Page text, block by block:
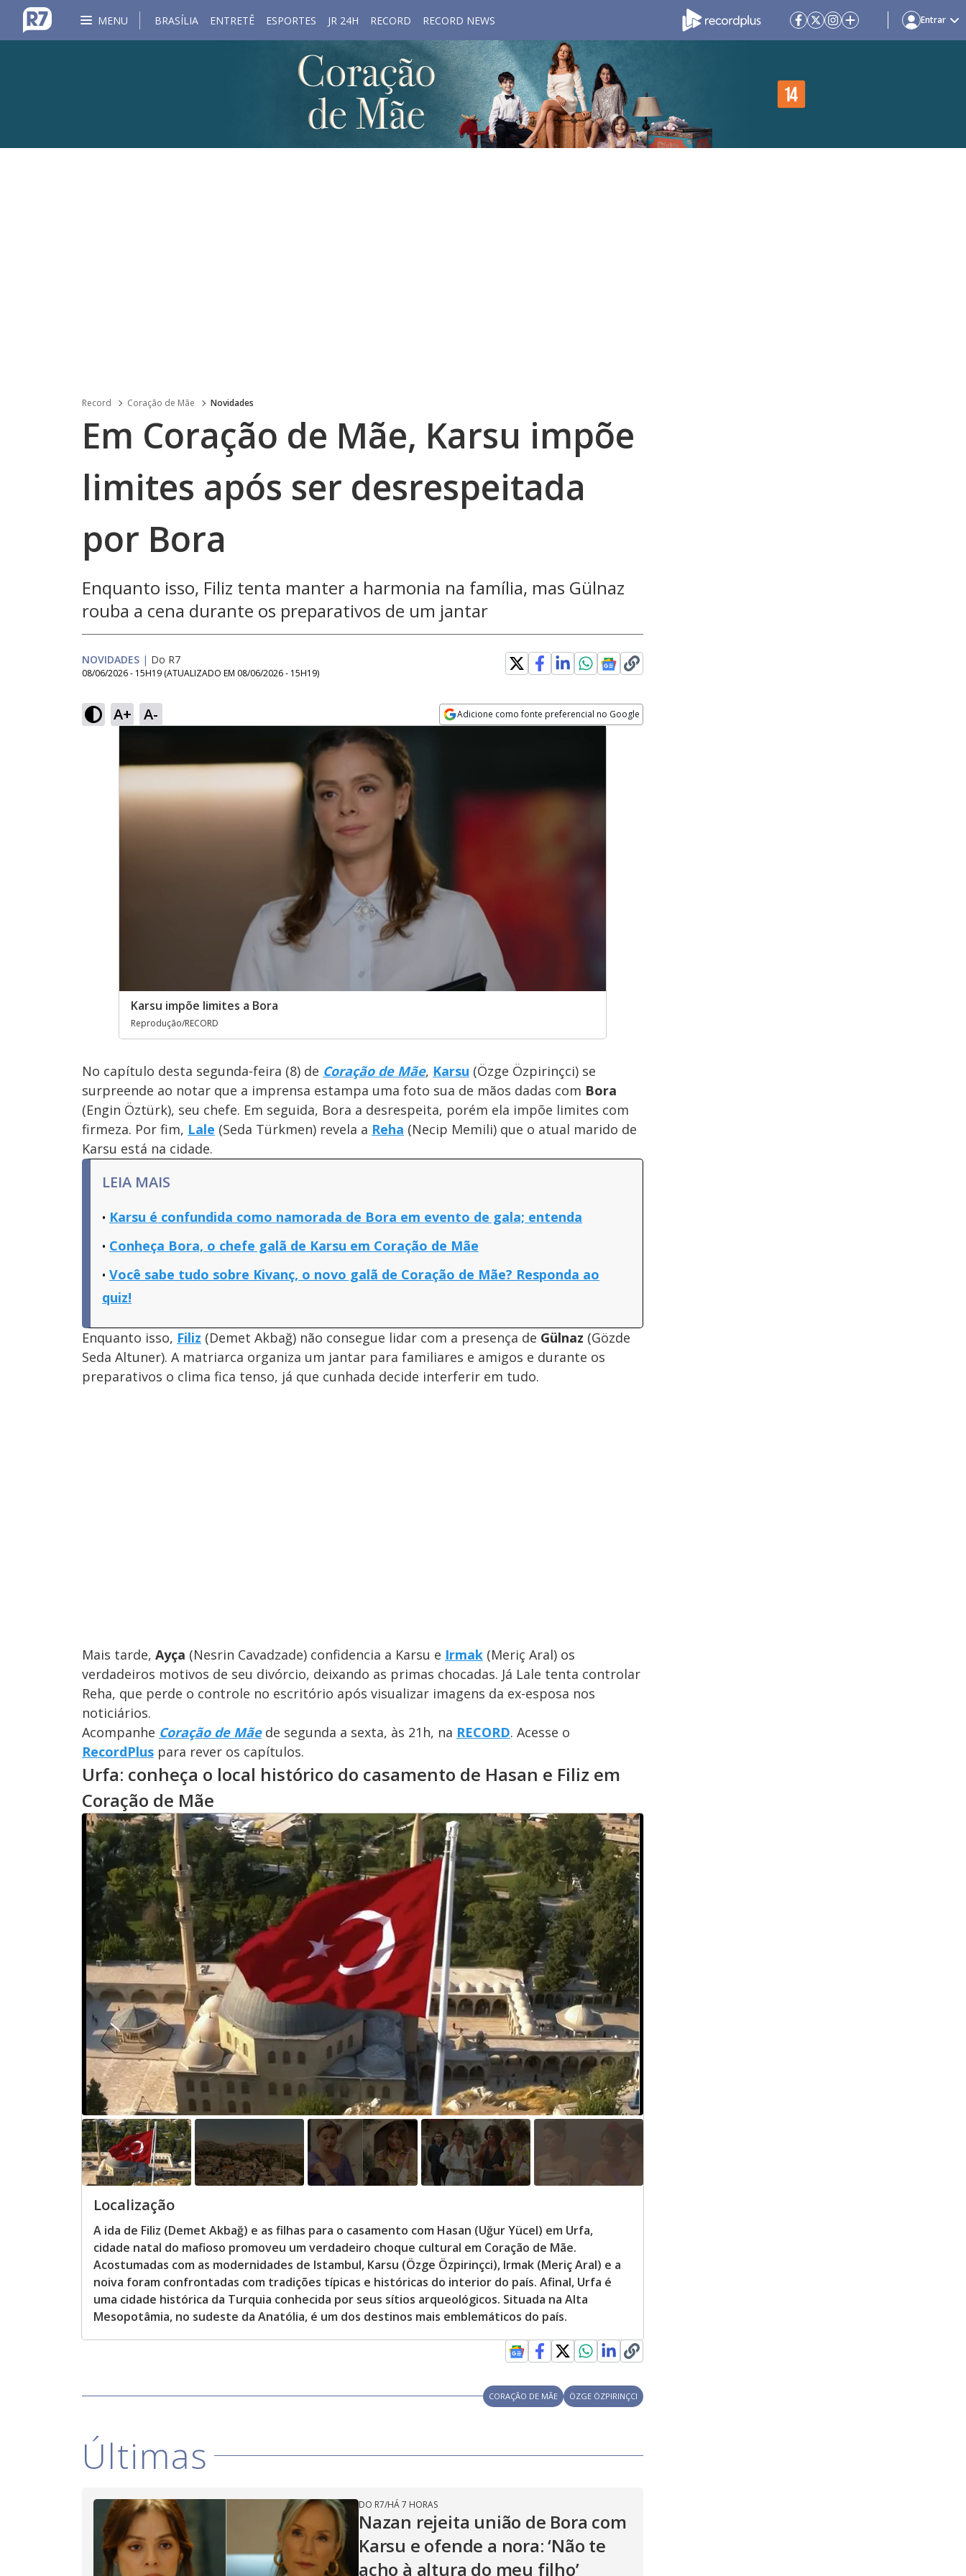
MENU BRASÍLIA ENTRETÊ ESPORTES JR 24H RECORD RECORD NEWS Entrar
Record Coração de Mãe Novidades
Em Coração de Mãe, Karsu impõe
limites após ser desrespeitada
por Bora
Enquanto isso, Filiz tenta manter a harmonia na família, mas Gülnaz
rouba a cena durante os preparativos de um jantar
NOVIDADES | Do R7
08/06/2026 - 15H19 (ATUALIZADO EM 08/06/2026 - 15H19)
A+ A- Adicione como fonte preferencial no Google
Karsu impõe limites a Bora
Reprodução/RECORD
No capítulo desta segunda-feira (8) de Coração de Mãe, Karsu (Özge Özpirinçci) se
surpreende ao notar que a imprensa estampa uma foto sua de mãos dadas com Bora
(Engin Öztürk), seu chefe. Em seguida, Bora a desrespeita, porém ela impõe limites com
firmeza. Por fim, Lale (Seda Türkmen) revela a Reha (Necip Memili) que o atual marido de
Karsu está na cidade.
LEIA MAIS
Karsu é confundida como namorada de Bora em evento de gala; entenda
Conheça Bora, o chefe galã de Karsu em Coração de Mãe
Você sabe tudo sobre Kivanç, o novo galã de Coração de Mãe? Responda ao
quiz!
Enquanto isso, Filiz (Demet Akbağ) não consegue lidar com a presença de Gülnaz (Gözde
Seda Altuner). A matriarca organiza um jantar para familiares e amigos e durante os
preparativos o clima fica tenso, já que cunhada decide interferir em tudo.
Mais tarde, Ayça (Nesrin Cavadzade) confidencia a Karsu e Irmak (Meriç Aral) os
verdadeiros motivos de seu divórcio, deixando as primas chocadas. Já Lale tenta controlar
Reha, que perde o controle no escritório após visualizar imagens da ex-esposa nos
noticiários.
Acompanhe Coração de Mãede segunda a sexta, às 21h, na RECORD. Acesse o
RecordPlus para rever os capítulos.
Urfa: conheça o local histórico do casamento de Hasan e Filiz em
Coração de Mãe
Localização
A ida de Filiz (Demet Akbağ) e as filhas para o casamento com Hasan (Uğur Yücel) em Urfa,
cidade natal do mafioso promoveu um verdadeiro choque cultural em Coração de Mãe.
Acostumadas com as modernidades de Istambul, Karsu (Özge Özpirinçci), Irmak (Meriç Aral) e a
noiva foram confrontadas com tradições típicas e históricas do interior do país. Afinal, Urfa é
uma cidade histórica da Turquia conhecida por seus sítios arqueológicos. Situada na Alta
Mesopotâmia, no sudeste da Anatólia, é um dos destinos mais emblemáticos do país.
CORAÇÃO DE MÃE ÖZGE ÖZPIRINÇCI
Últimas
DO R7/HÁ 7 HORAS
Nazan rejeita união de Bora com
Karsu e ofende a nora: ‘Não te
acho à altura do meu filho’